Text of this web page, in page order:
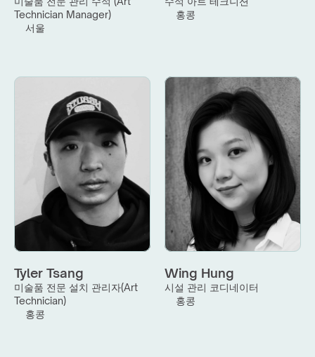
Technician Manager)
서울
홍콩
Tyler Tsang
미술품 전문 설치 관리자(Art
Technician)
홍콩
Wing Hung
시설 관리 코디네이터
홍콩